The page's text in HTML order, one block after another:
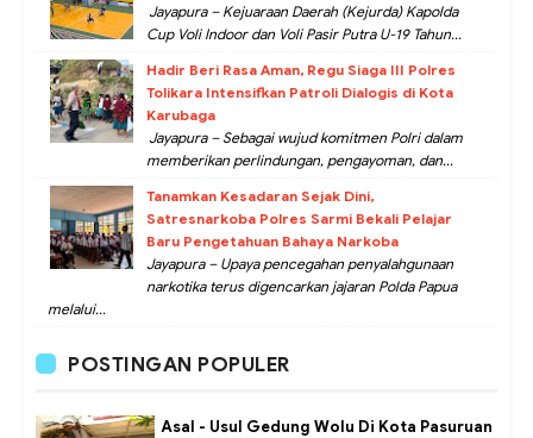
Jayapura – Kejuaraan Daerah (Kejurda) Kapolda
Cup Voli Indoor dan Voli Pasir Putra U-19 Tahun...
Hadir Beri Rasa Aman, Regu Siaga III Polres
Tolikara Intensifkan Patroli Dialogis di Kota
Karubaga
Jayapura – Sebagai wujud komitmen Polri dalam
memberikan perlindungan, pengayoman, dan...
Tanamkan Kesadaran Sejak Dini,
Satresnarkoba Polres Sarmi Bekali Pelajar
Baru Pengetahuan Bahaya Narkoba
Jayapura – Upaya pencegahan penyalahgunaan
narkotika terus digencarkan jajaran Polda Papua
melalui...
POSTINGAN POPULER
Asal - Usul Gedung Wolu Di Kota Pasuruan